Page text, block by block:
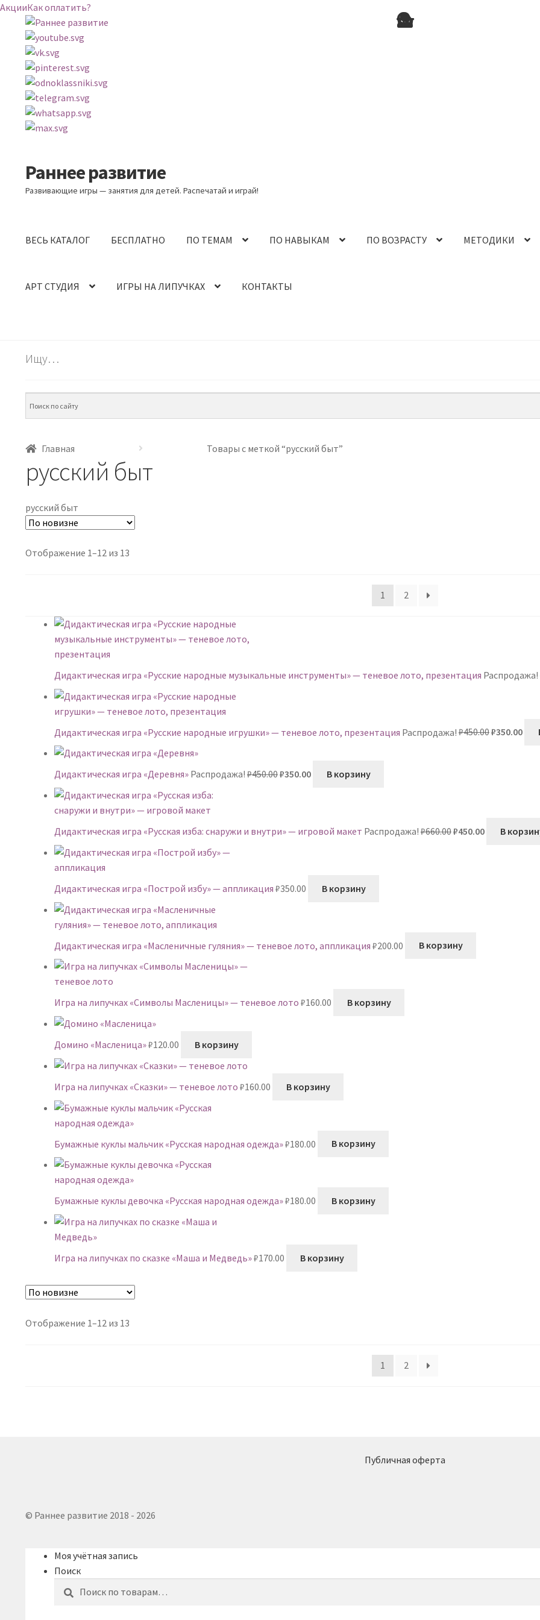
АкцииКак оплатить?
Перейти
к
навигации
Перейти
к
содержимому
Раннее развитие
Развивающие игры — занятия для детей. Распечатай и играй!
ВЕСЬ КАТАЛОГ БЕСПЛАТНО ПО ТЕМАМ ПО НАВЫКАМ ПО ВОЗРАСТУ МЕТОДИКИ
АРТ СТУДИЯ ИГРЫ НА ЛИПУЧКАХ КОНТАКТЫ
Ищу…
Главная Товары с меткой “русский быт”
русский быт
русский быт
Отображение 1–12 из 13Сортировка:
1
2
Дидактическая игра «Русские народные музыкальные инструменты» — теневое лото, презентация Распродажа!
Дидактическая игра «Русские народные игрушки» — теневое лото, презентация Распродажа! ₽450.00₽350.00
Дидактическая игра «Деревня» Распродажа! ₽450.00₽350.00 В корзину
Дидактическая игра «Русская изба: снаружи и внутри» — игровой макет Распродажа! ₽660.00₽450.00 В
Дидактическая игра «Построй избу» — аппликация ₽350.00 В корзину
Дидактическая игра «Масленичные гуляния» — теневое лото, аппликация ₽200.00 В корзину
Игра на липучках «Символы Масленицы» — теневое лото ₽160.00 В корзину
Домино «Масленица»₽120.00 В корзину
Игра на липучках «Сказки» — теневое лото ₽160.00 В корзину
Бумажные куклы мальчик «Русская народная одежда»₽180.00 В корзину
Бумажные куклы девочка «Русская народная одежда»₽180.00 В корзину
Игра на липучках по сказке «Маша и Медведь»₽170.00 В корзину
Отображение 1–12 из 13Сортировка:
1
2
Публичная оферта
© Раннее развитие 2018 - 2026
Моя учётная запись
Поиск